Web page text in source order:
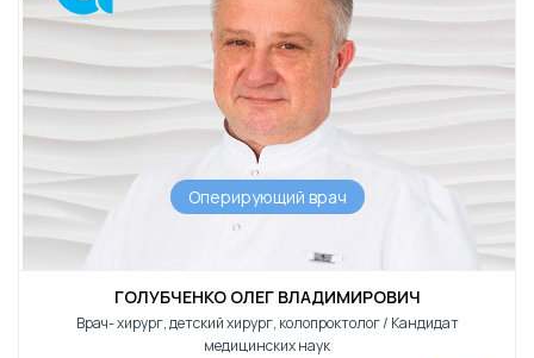
Оперирующий врач
ГОЛУБЧЕНКО ОЛЕГ ВЛАДИМИРОВИЧ
Врач- хирург, детский хирург, колопроктолог / Кандидат
медицинских наук